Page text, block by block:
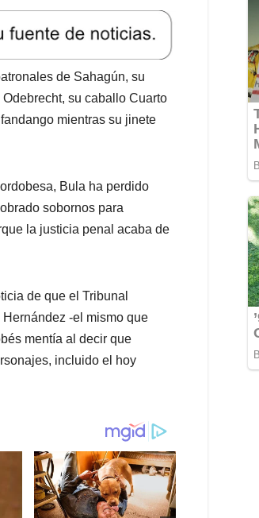
de Sahagún, su
su caballo Cuarto
mientras su jinete
Bula ha perdido
sobornos para
la justicia penal acaba de
de que el Tribunal
-el mismo que
mentía al decir que
incluido el hoy